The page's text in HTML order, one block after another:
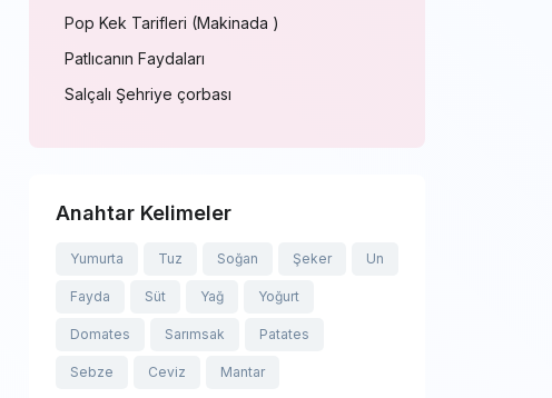
Pop Kek Tarifleri (Makinada )
Patlıcanın Faydaları
Salçalı Şehriye çorbası
Anahtar Kelimeler
Yumurta Tuz Soğan Şeker Un
Fayda Süt Yağ Yoğurt
Domates Sarımsak Patates
Sebze Ceviz Mantar